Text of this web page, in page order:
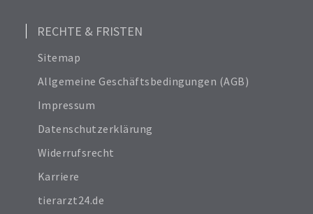
24
Alle anzeigen
RECHTE & FRISTEN
Sitemap
Allgemeine Geschäftsbedingungen (AGB)
Impressum
Datenschutzerklärung
Widerrufsrecht
Karriere
tierarzt24.de